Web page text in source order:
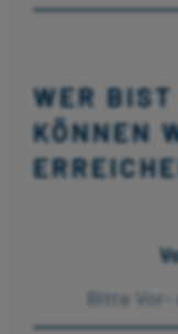
WER
KÖNNEN